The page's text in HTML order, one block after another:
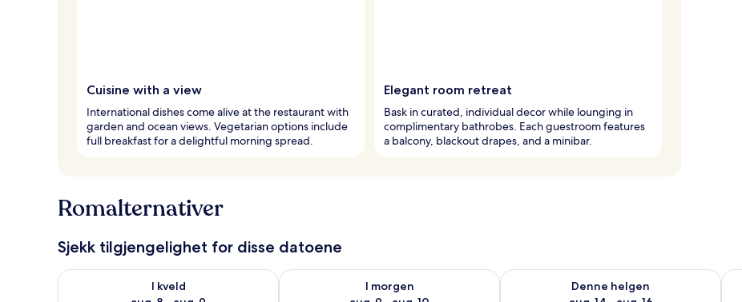
Cuisine with a view
International dishes come alive at the restaurant with
garden and ocean views. Vegetarian options include
full breakfast for a delightful morning spread.
Elegant room retreat
Bask in curated, individual decor while lounging in
complimentary bathrobes. Each guestroom features
a balcony, blackout drapes, and a minibar.
Romalternativer
Sjekk tilgjengelighet for disse datoene
I kveld
Sjekk tilgjengelighet for i kveld, aug. 8 - aug. 9
I morgen
Sjekk tilgjengelighet for i morgen, aug. 9 - aug. 10
Denne helgen
Sjekk tilgjengelighet for denne helgen,